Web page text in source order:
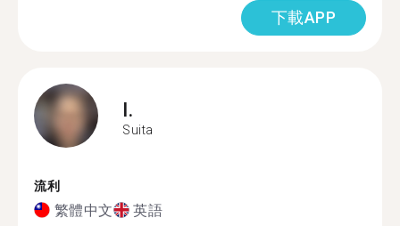
下載APP
I.
Suita
流利
繁體中文 英語